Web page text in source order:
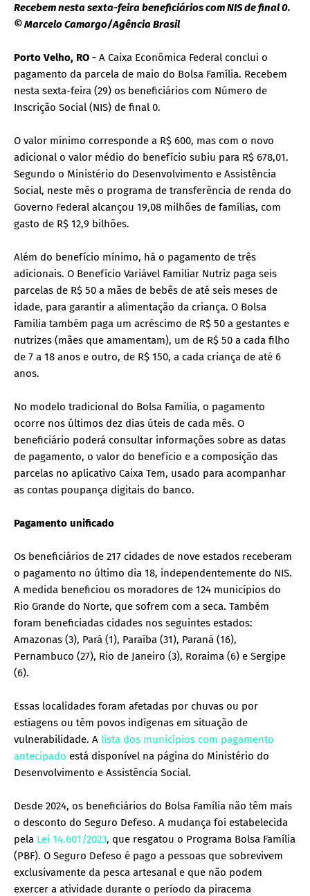
Recebem nesta sexta-feira beneficiários com NIS de final 0.
© Marcelo Camargo/Agência Brasil
Porto Velho, RO - A Caixa Econômica Federal conclui o
pagamento da parcela de maio do Bolsa Família. Recebem
nesta sexta-feira (29) os beneficiários com Número de
Inscrição Social (NIS) de final 0.
O valor mínimo corresponde a R$ 600, mas com o novo
adicional o valor médio do benefício subiu para R$ 678,01.
Segundo o Ministério do Desenvolvimento e Assistência
Social, neste mês o programa de transferência de renda do
Governo Federal alcançou 19,08 milhões de famílias, com
gasto de R$ 12,9 bilhões.
Além do benefício mínimo, há o pagamento de três
adicionais. O Benefício Variável Familiar Nutriz paga seis
parcelas de R$ 50 a mães de bebês de até seis meses de
idade, para garantir a alimentação da criança. O Bolsa
Família também paga um acréscimo de R$ 50 a gestantes e
nutrizes (mães que amamentam), um de R$ 50 a cada filho
de 7 a 18 anos e outro, de R$ 150, a cada criança de até 6
anos.
No modelo tradicional do Bolsa Família, o pagamento
ocorre nos últimos dez dias úteis de cada mês. O
beneficiário poderá consultar informações sobre as datas
de pagamento, o valor do benefício e a composição das
parcelas no aplicativo Caixa Tem, usado para acompanhar
as contas poupança digitais do banco.
Pagamento unificado
Os beneficiários de 217 cidades de nove estados receberam
o pagamento no último dia 18, independentemente do NIS.
A medida beneficiou os moradores de 124 municípios do
Rio Grande do Norte, que sofrem com a seca. Também
foram beneficiadas cidades nos seguintes estados:
Amazonas (3), Pará (1), Paraíba (31), Paraná (16),
Pernambuco (27), Rio de Janeiro (3), Roraima (6) e Sergipe
(6).
Essas localidades foram afetadas por chuvas ou por
estiagens ou têm povos indígenas em situação de
vulnerabilidade. A lista dos municípios com pagamento
antecipado está disponível na página do Ministério do
Desenvolvimento e Assistência Social.
Desde 2024, os beneficiários do Bolsa Família não têm mais
o desconto do Seguro Defeso. A mudança foi estabelecida
pela Lei 14.601/2023, que resgatou o Programa Bolsa Família
(PBF). O Seguro Defeso é pago a pessoas que sobrevivem
exclusivamente da pesca artesanal e que não podem
exercer a atividade durante o período da piracema